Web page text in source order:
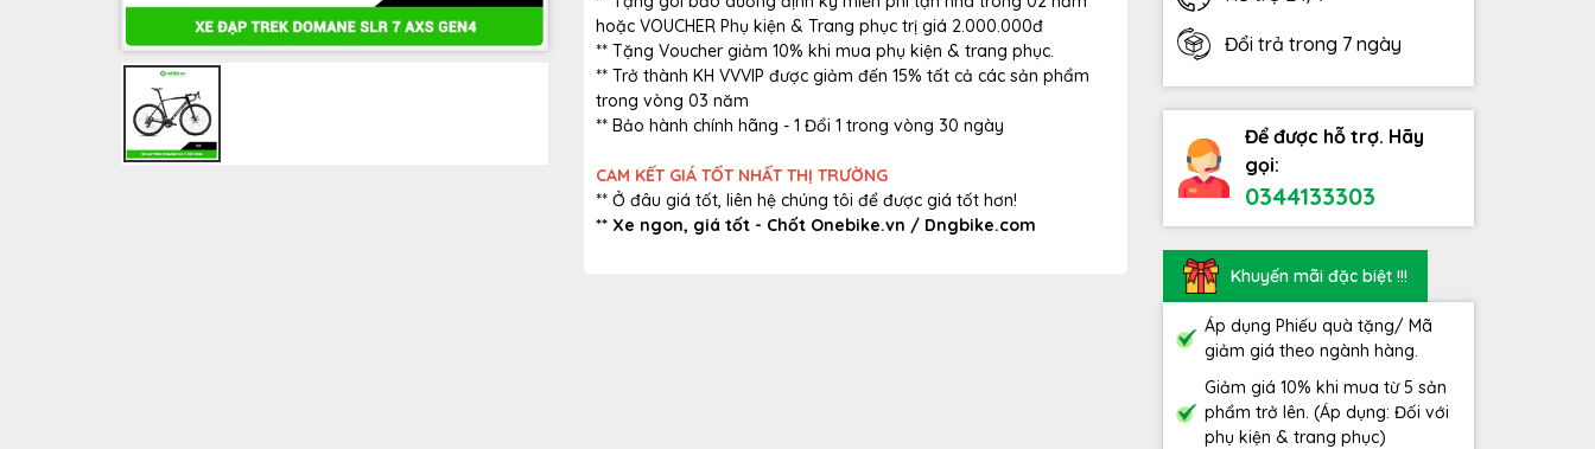
hoặc VOUCHER Phụ kiện & Trang phục trị giá 2.000.000đ
** Tặng Voucher giảm 10% khi mua phụ kiện & trang phục.
** Trở thành KH VVVIP được giảm đến 15% tất cả các sản phẩm
trong vòng 03 năm
** Bảo hành chính hãng - 1 Đổi 1 trong vòng 30 ngày
CAM KẾT GIÁ TỐT NHẤT THỊ TRƯỜNG
** Ở đâu giá tốt, liên hệ chúng tôi để được giá tốt hơn!
** Xe ngon, giá tốt - Chốt Onebike.vn / Dngbike.com
Đổi trả trong 7 ngày
Để được hỗ trợ. Hãy
gọi:
0344133303
Khuyến mãi đặc biệt !!!
Áp dụng Phiếu quà tặng/ Mã
giảm giá theo ngành hàng.
Giảm giá 10% khi mua từ 5 sản
phẩm trở lên. (Áp dụng: Đối với
phụ kiện & trang phục)